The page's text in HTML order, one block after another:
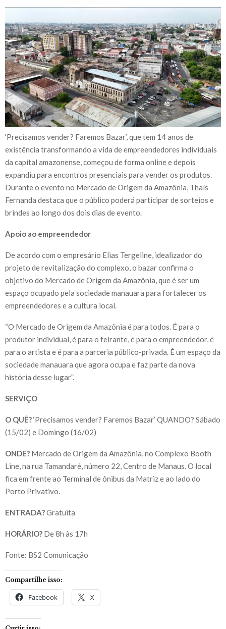
‘Precisamos vender? Faremos Bazar’, que tem 14 anos de
existência transformando a vida de empreendedores individuais
da capital amazonense, começou de forma online e depois
expandiu para encontros presenciais para vender os produtos.
Durante o evento no Mercado de Origem da Amazônia, Thaís
Fernanda destaca que o público poderá participar de sorteios e
brindes ao longo dos dois dias de evento.
Apoio ao empreendedor
De acordo com o empresário Elias Tergeline, idealizador do
projeto de revitalização do complexo, o bazar confirma o
objetivo do Mercado de Origem da Amazônia, que é ser um
espaço ocupado pela sociedade manauara para fortalecer os
empreendedores e a cultura local.
“O Mercado de Origem da Amazônia é para todos. É para o
produtor individual, é para o feirante, é para o empreendedor, é
para o artista e é para a parceria público-privada. É um espaço da
sociedade manauara que agora ocupa e faz parte da nova
história desse lugar”.
SERVIÇO
O QUÊ?‘Precisamos vender? Faremos Bazar’ QUANDO? Sábado
(15/02) e Domingo (16/02)
ONDE? Mercado de Origem da Amazônia, no Complexo Booth
Line, na rua Tamandaré, número 22, Centro de Manaus. O local
fica em frente ao Terminal de ônibus da Matriz e ao lado do
Porto Privativo.
ENTRADA?Gratuita
HORÁRIO? De 8h às 17h
Fonte: BS2 Comunicação
Compartilhe isso:
Facebook X